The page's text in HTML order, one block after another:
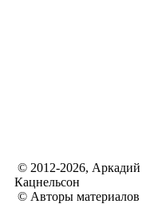
© 2012-2026, Аркадий
Кацнельсон
© Авторы материалов